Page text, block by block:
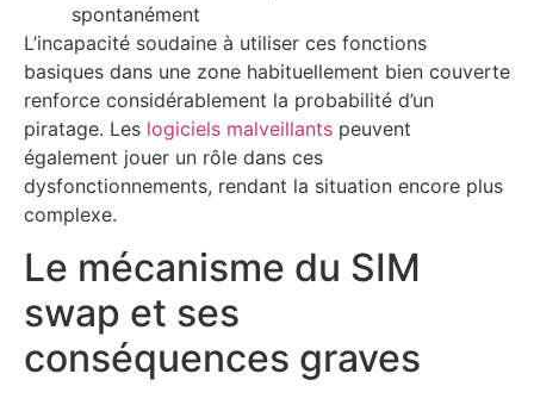
spontanément
L’incapacité soudaine à utiliser ces fonctions
basiques dans une zone habituellement bien couverte
renforce considérablement la probabilité d’un
piratage. Les logiciels malveillants peuvent
également jouer un rôle dans ces
dysfonctionnements, rendant la situation encore plus
complexe.
Le mécanisme du SIM
swap et ses
conséquences graves